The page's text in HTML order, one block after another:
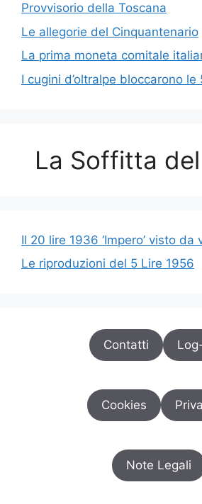
Provvisorio della Toscana
Le allegorie del Cinquantenario
La prima moneta comitale
I cugini d’oltralpe bloccarono le
La Soffitta
Il 20 lire 1936 ‘Impero’ visto da
Le riproduzioni del 5 Lire 1956
Contatti
Cookies
Note Legali